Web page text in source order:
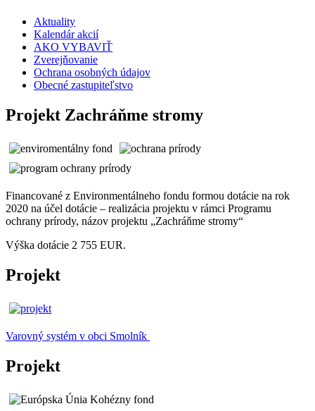
Aktuality
Kalendár akcií
AKO VYBAVIŤ
Zverejňovanie
Ochrana osobných údajov
Obecné zastupiteľstvo
Projekt Zachráňme stromy
Financované z Environmentálneho fondu formou dotácie na rok
2020 na účel dotácie – realizácia projektu v rámci Programu
ochrany prírody, názov projektu „Zachráňme stromy“
Výška dotácie 2 755 EUR.
Projekt
Varovný systém v obci Smolník
Projekt